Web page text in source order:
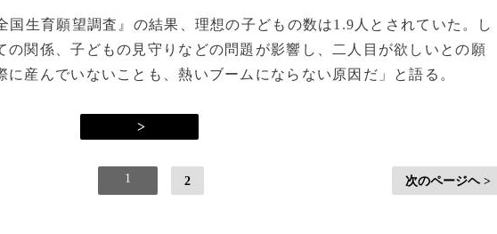
生育願望調査』の結果、理想の子どもの数は1.9人とされていた。し
の関係、子どもの見守りなどの問題が影響し、二人目が欲しいとの願
産んでいないことも、熱いブームにならない原因だ」と語る。
>
1 2 次のページヘ >